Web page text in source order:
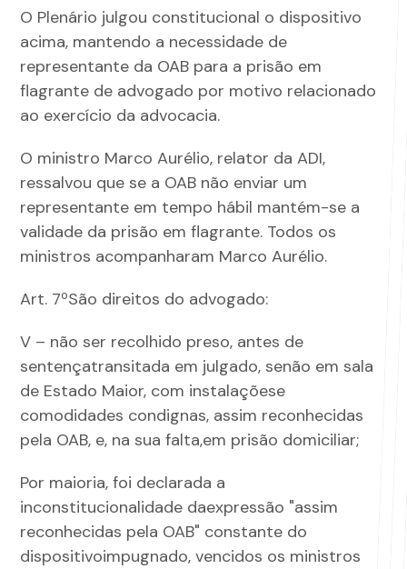
O Plenário julgou constitucional o dispositivo
acima, mantendo a necessidade de
representante da OAB para a prisão em
flagrante de advogado por motivo relacionado
ao exercício da advocacia.
O ministro Marco Aurélio, relator da ADI,
ressalvou que se a OAB não enviar um
representante em tempo hábil mantém-se a
validade da prisão em flagrante. Todos os
ministros acompanharam Marco Aurélio.
Art. 7ºSão direitos do advogado:
V – não ser recolhido preso, antes de
sentençatransitada em julgado, senão em sala
de Estado Maior, com instalaçõese
comodidades condignas, assim reconhecidas
pela OAB, e, na sua falta,em prisão domiciliar;
Por maioria, foi declarada a
inconstitucionalidade daexpressão "assim
reconhecidas pela OAB" constante do
dispositivoimpugnado, vencidos os ministros